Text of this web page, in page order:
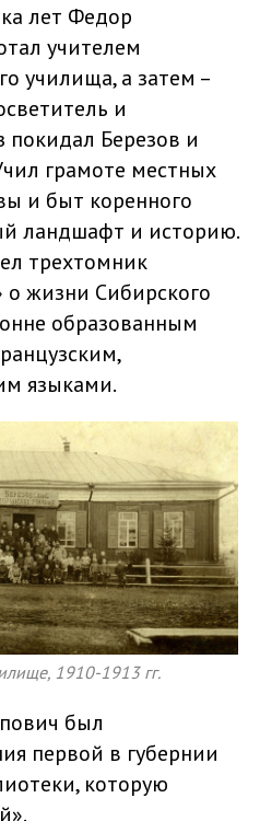
лет Федор
учителем
училища, а затем –
и
покидал Березов и
грамоте местных
и быт коренного
ландшафт и историю.
трехтомник
жизни Сибирского
образованным
языками.
1910-1913 гг.
был
первой в губернии
которую